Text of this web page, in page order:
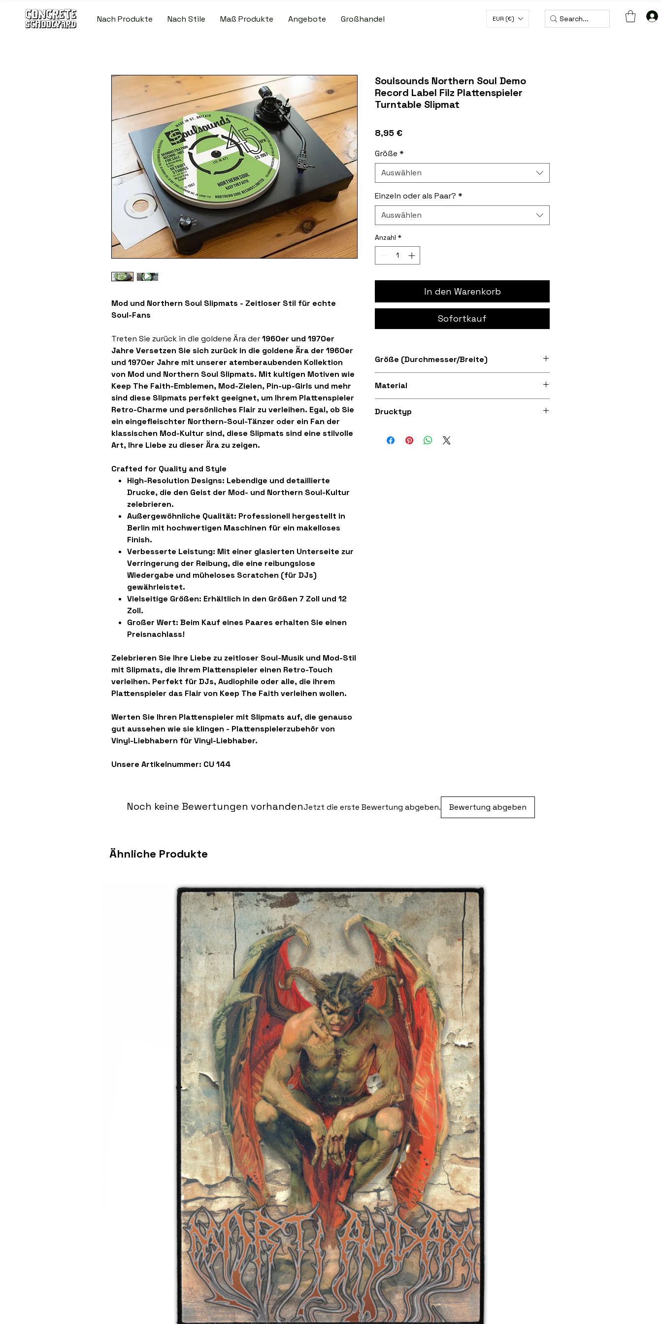
Nach Produkte Nach Stile Maß Produkte Angebote Großhandel EUR (€)
Mod und Northern Soul Slipmats - Zeitloser Stil für echte
Soul-Fans
Treten Sie zurück in die goldene Ära der1960er und 1970er
Jahre Versetzen Sie sich zurück in die goldene Ära der 1960er
und 1970er Jahre mit unserer atemberaubenden Kollektion
von Mod und Northern Soul Slipmats. Mit kultigen Motiven wie
Keep The Faith-Emblemen, Mod-Zielen, Pin-up-Girls und mehr
sind diese Slipmats perfekt geeignet, um Ihrem Plattenspieler
Retro-Charme und persönliches Flair zu verleihen. Egal, ob Sie
ein eingefleischter Northern-Soul-Tänzer oder ein Fan der
klassischen Mod-Kultur sind, diese Slipmats sind eine stilvolle
Art, Ihre Liebe zu dieser Ära zu zeigen.
Crafted for Quality and Style
High-Resolution Designs: Lebendige und detaillierte
Drucke, die den Geist der Mod- und Northern Soul-Kultur
zelebrieren.
Außergewöhnliche Qualität: Professionell hergestellt in
Berlin mit hochwertigen Maschinen für ein makelloses
Finish.
Verbesserte Leistung: Mit einer glasierten Unterseite zur
Verringerung der Reibung, die eine reibungslose
Wiedergabe und müheloses Scratchen (für DJs)
gewährleistet.
Vielseitige Größen: Erhältlich in den Größen 7 Zoll und 12
Zoll.
Großer Wert: Beim Kauf eines Paares erhalten Sie einen
Preisnachlass!
Zelebrieren Sie Ihre Liebe zu zeitloser Soul-Musik und Mod-Stil
mit Slipmats, die Ihrem Plattenspieler einen Retro-Touch
verleihen. Perfekt für DJs, Audiophile oder alle, die ihrem
Plattenspieler das Flair von Keep The Faith verleihen wollen.
Werten Sie Ihren Plattenspieler mit Slipmats auf, die genauso
gut aussehen wie sie klingen - Plattenspielerzubehör von
Vinyl-Liebhabern für Vinyl-Liebhaber.
Unsere Artikelnummer: CU 144
Soulsounds Northern Soul Demo
Record Label Filz Plattenspieler
Turntable Slipmat
8,95 €Preis
Größe *
Auswählen
Einzeln oder als Paar? *
Auswählen
Anzahl *
In den Warenkorb
Sofortkauf
Größe (Durchmesser/Breite)
Material
Drucktyp
Noch keine Bewertungen vorhandenJetzt die erste Bewertung abgeben. Bewertung abgeben
Ähnliche Produkte